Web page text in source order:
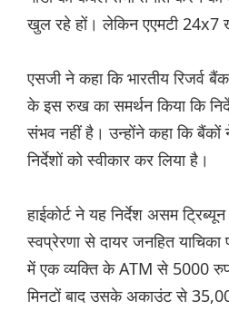
खुल रहे हों। लेकिन एएमटी 24x7
एसजी ने कहा कि भारतीय रिजर्व
के इस रुख का समर्थन किया कि
संभव नहीं है। उन्होंने कहा कि बैंकों ने
निर्देशों को स्वीकार कर लिया है।
हाईकोर्ट ने यह निर्देश असम
स्वप्रेरणा से दायर जनहित याचिका
में एक व्यक्ति के ATM से 5000
मिनटों बाद उसके अकाउंट से